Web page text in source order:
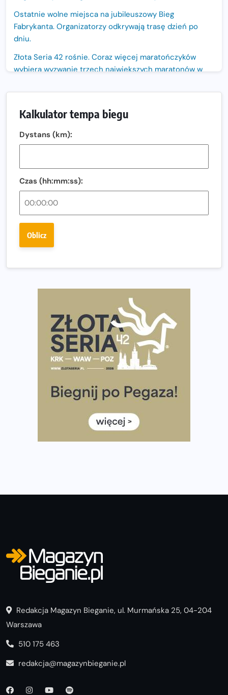
Ostatnie wolne miejsca na jubileuszowy Bieg
Fabrykanta. Organizatorzy odkrywają trasę dzień po
dniu.
Złota Seria 42 rośnie. Coraz więcej maratończyków
wybiera wyzwanie trzech największych maratonów w
Największy Bieg Powstania Warszawskiego w historii.
Ponad 12 tysięcy uczestników pobiegło dla Bohaterów!
Co ma dużo białka? Produkty, które warto włączyć do
diety
Rozbiegany Olsztyn szykuje się na weekend z
Wystartuje rekordowa liczba uczestników
poradnik przed startem
Ile razy w tygodniu biegać? 3 treningi wystarczą? Jak
często biegać, żeby robić postępy
Już w ten weekend! Przed nami Nocny Portowy Maraton
i Półmaraton Szczeciński. Wszystko, co warto wiedzieć
European Marathon Classics – jak zweryfikować swój
listach startowych są jeszcze wolne miejsca
Jaki smartwatch dla biegaczy, którzy chcą też przy
okazji trenować pod HYROX?
Jak zaplanować domowe cardio bez przepełniania
Kalkulator tempa biegu
Dystans (km):
Czas (hh:mm:ss):
Oblicz
Redakcja Magazyn Bieganie, ul. Murmańska 25, 04-204
Warszawa
510 175 463
redakcja@magazynbieganie.pl